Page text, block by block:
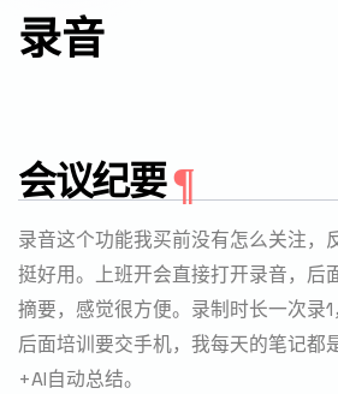
录音
会议纪要
录音这个功能我买前没有怎么关注，
挺好用。上班开会直接打开录音，后
摘要，感觉很方便。录制时长一次录1
后面培训要交手机，我每天的笔记都
+AI自动总结。